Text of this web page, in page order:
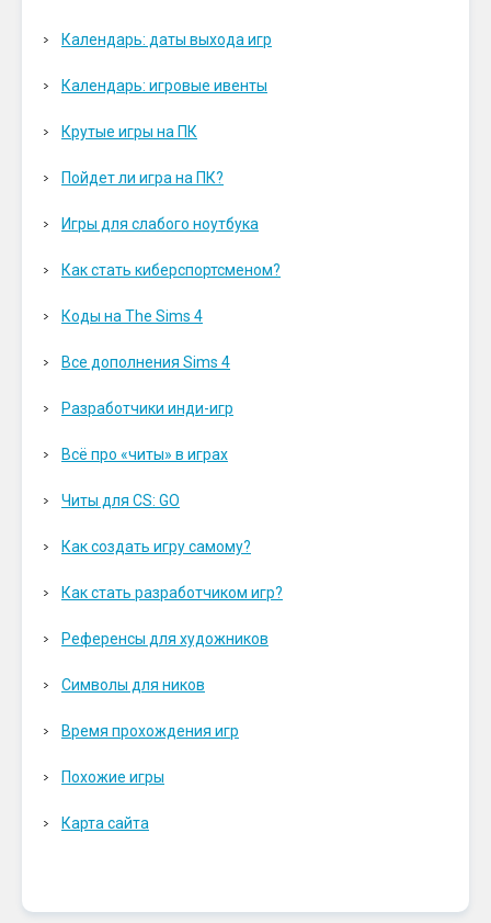
Календарь: даты выхода игр
Календарь: игровые ивенты
Крутые игры на ПК
Пойдет ли игра на ПК?
Игры для слабого ноутбука
Как стать киберспортсменом?
Коды на The Sims 4
Все дополнения Sims 4
Разработчики инди-игр
Всё про «читы» в играх
Читы для CS: GO
Как создать игру самому?
Как стать разработчиком игр?
Референсы для художников
Символы для ников
Время прохождения игр
Похожие игры
Карта сайта